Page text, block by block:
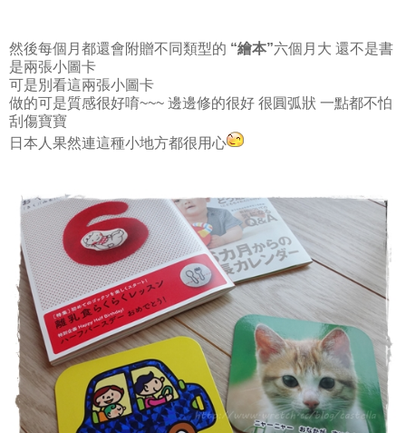
然後每個月都還會附贈不同類型的 “繪本”六個月大 還不是書
是兩張小圖卡
可是別看這兩張小圖卡
做的可是質感很好唷~~~ 邊邊修的很好 很圓弧狀 一點都不怕
刮傷寶寶
日本人果然連這種小地方都很用心